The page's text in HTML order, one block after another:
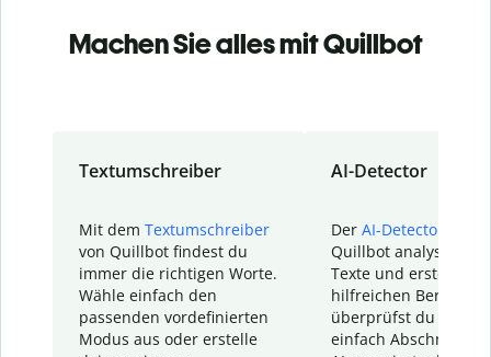
Machen Sie alles mit Quillbot
Textumschreiber
Mit dem Textumschreiber
von Quillbot findest du
immer die richtigen Worte.
Wähle einfach den
passenden vordefinierten
Modus aus oder erstelle
AI-Detector
Der AI-Detector
Quillbot analysiert
Texte und erstellt
hilfreichen Bericht.
überprüfst du
einfach Abschnitte,